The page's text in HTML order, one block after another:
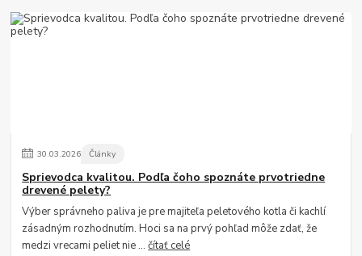
30.03.2026 Články
Sprievodca kvalitou. Podľa čoho spoznáte prvotriedne
drevené pelety?
Výber správneho paliva je pre majiteľa peletového kotla či kachlí
zásadným rozhodnutím. Hoci sa na prvý pohľad môže zdať, že
medzi vrecami peliet nie ...čítať celé